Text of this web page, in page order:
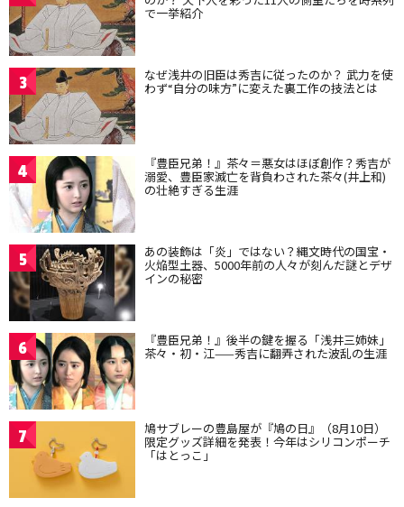
で一挙紹介
3 なぜ浅井の旧臣は秀吉に従ったのか？ 武力を使
わず“自分の味方”に変えた裏工作の技法とは
4 『豊臣兄弟！』茶々＝悪女はほぼ創作？秀吉が
溺愛、豊臣家滅亡を背負わされた茶々(井上和)
の壮絶すぎる生涯
5 あの装飾は「炎」ではない？縄文時代の国宝・
火焔型土器、5000年前の人々が刻んだ謎とデザ
インの秘密
6 『豊臣兄弟！』後半の鍵を握る「浅井三姉妹」
茶々・初・江——秀吉に翻弄された波乱の生涯
7 鳩サブレーの豊島屋が『鳩の日』（8月10日）
限定グッズ詳細を発表！今年はシリコンポーチ
「はとっこ」